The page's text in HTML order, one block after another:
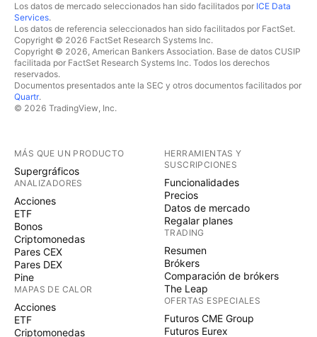
Los datos de mercado seleccionados han sido facilitados por ICE Data
Services.
Los datos de referencia seleccionados han sido facilitados por FactSet.
Copyright © 2026 FactSet Research Systems Inc.
Copyright © 2026, American Bankers Association. Base de datos CUSIP
facilitada por FactSet Research Systems Inc. Todos los derechos
reservados.
Documentos presentados ante la SEC y otros documentos facilitados por
Quartr.
© 2026 TradingView, Inc.
MÁS QUE UN PRODUCTO
Supergráficos
ANALIZADORES
Acciones
ETF
Bonos
Criptomonedas
Pares CEX
Pares DEX
Pine
MAPAS DE CALOR
Acciones
ETF
Criptomonedas
HERRAMIENTAS Y
SUSCRIPCIONES
Funcionalidades
Precios
Datos de mercado
Regalar planes
TRADING
Resumen
Brókers
Comparación de brókers
The Leap
OFERTAS ESPECIALES
Futuros CME Group
Futuros Eurex